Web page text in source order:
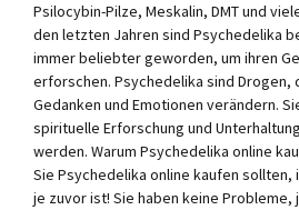
Psilocybin-Pilze, Meskalin, DMT und
den letzten Jahren sind Psychedelika
immer beliebter geworden, um ihren
erforschen. Psychedelika sind Drogen,
Gedanken und Emotionen verändern.
spirituelle Erforschung und
werden. Warum Psychedelika online
Sie Psychedelika online kaufen
je zuvor ist! Sie haben keine